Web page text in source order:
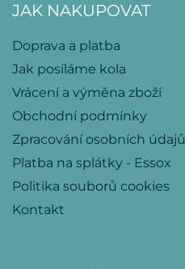
JAK NAKUPOVAT
Doprava a platba
Jak posíláme kola
Vrácení a výměna zboží
Obchodní podmínky
Zpracování osobních údajů
Platba na splátky - Essox
Politika souborů cookies
Kontakt